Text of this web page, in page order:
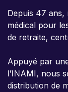
Depuis 47 ans,
médical pour
de retraite,
Appuyé par
l’INAMI, nous
distribution de